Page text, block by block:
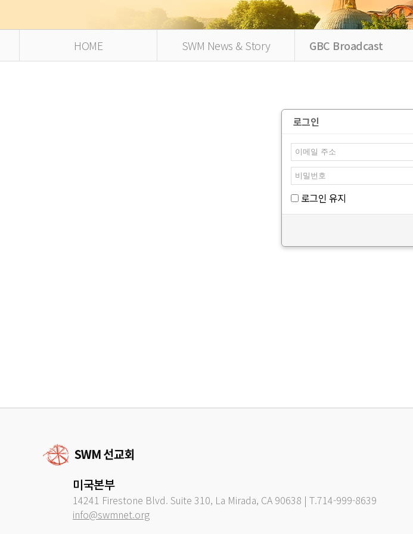
HOME SWM News & Story GBC Broadcast
로그인
로그인 유지
미국본부
14241 Firestone Blvd. Suite 310, La Mirada, CA 90638 | T.714-999-8639
info@swmnet.org